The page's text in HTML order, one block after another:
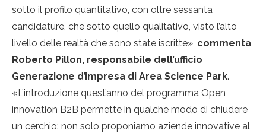
sotto il profilo quantitativo, con oltre sessanta
candidature, che sotto quello qualitativo, visto l’alto
livello delle realtà che sono state iscritte», commenta
Roberto Pillon, responsabile dell’ufficio
Generazione d’impresa di Area Science Park.
«L’introduzione quest’anno del programma Open
innovation B2B permette in qualche modo di chiudere
un cerchio: non solo proponiamo aziende innovative al